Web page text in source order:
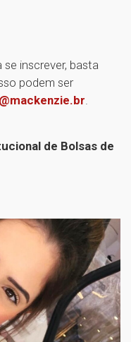
se inscrever, basta
podem ser
.
de Bolsas de